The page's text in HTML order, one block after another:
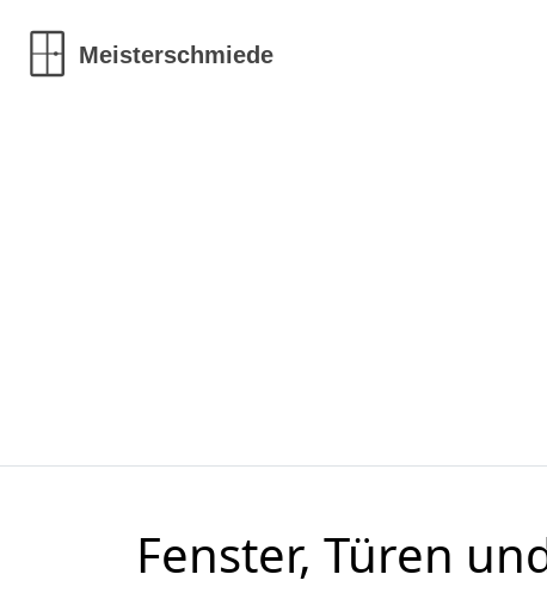
Fenster, Türen